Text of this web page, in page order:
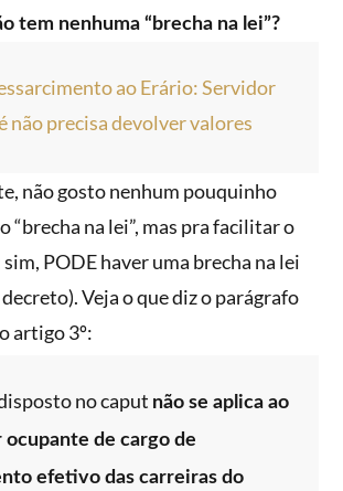
tem nenhuma “brecha na lei”?
ao Erário: Servidor
não precisa devolver valores
não gosto nenhum pouquinho
“brecha na lei”, mas pra facilitar o
PODE haver uma brecha na lei
decreto). Veja o que diz o parágrafo
artigo 3º:
no caput não se aplica ao
de cargo de
efetivo das carreiras do